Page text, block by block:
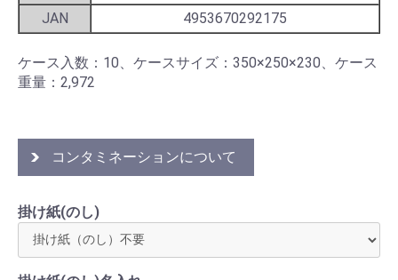
JAN 4953670292175
ケース入数：10、ケースサイズ：350×250×230、ケース
重量：2,972
コンタミネーションについて
掛け紙(のし)